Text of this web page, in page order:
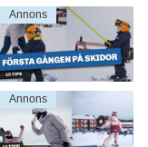
Annons
Annons